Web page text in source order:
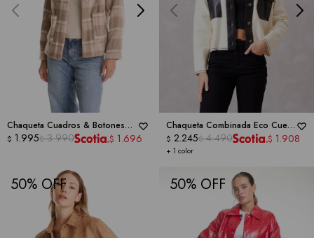
Chaqueta Cuadros & Botones
Metálicos -HARPER
$ 1.995$ 3.990 $ 1.696
Chaqueta Combinada Eco Cuero
- NANETTE
+ 1 color
$ 2.245$ 4.490 $ 1.908
50 50